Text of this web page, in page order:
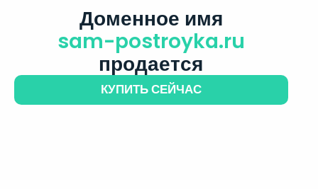
Доменное имя
sam-postroyka.ru
продается
КУПИТЬ СЕЙЧАС